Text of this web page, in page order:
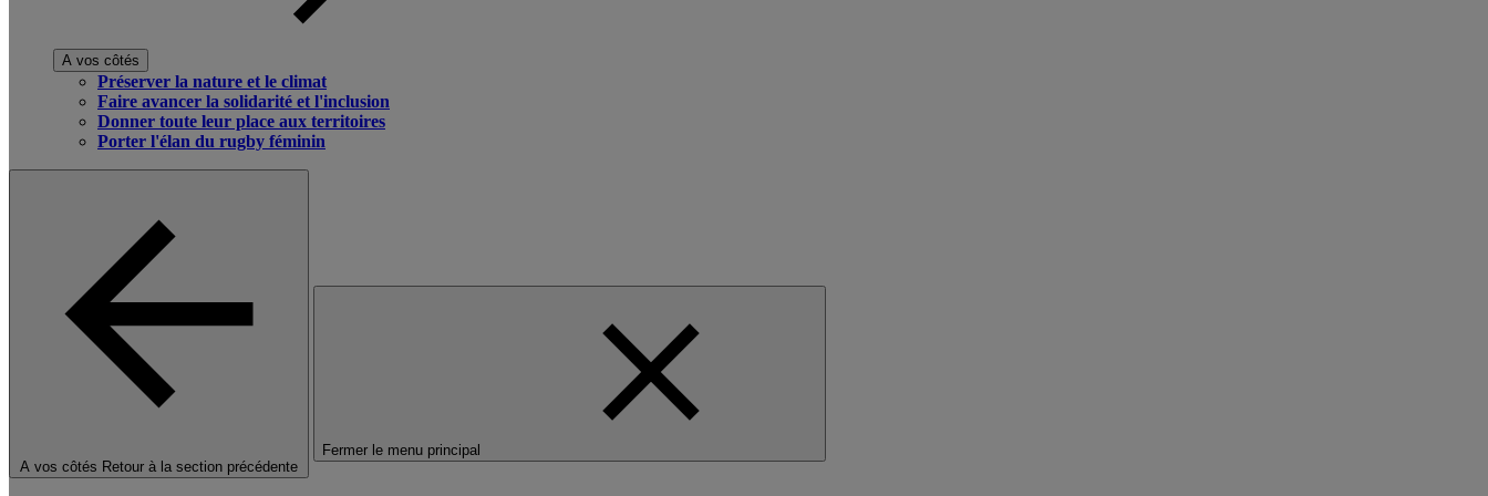
A vos côtés
Préserver la nature et le climat
Faire avancer la solidarité et l'inclusion
Donner toute leur place aux territoires
Porter l'élan du rugby féminin
A vos côtés Retour à la section précédente
Fermer le menu principal